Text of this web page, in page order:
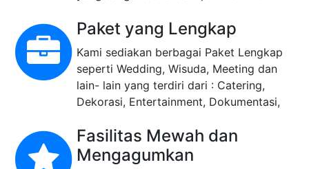
Akses sangat mudah dijangkau dari
berbagai wilayah seperti dari wilayah
Bekasi dan sekitarnya serta lokasinya
yang sangat dekat dari pintu exit tol
Cakung Barat, cakung Timur dan
Pulogebang
Paket yang Lengkap
Kami sediakan berbagai Paket Lengkap
seperti Wedding, Wisuda, Meeting dan
lain- lain yang terdiri dari : Catering,
Dekorasi, Entertainment, Dokumentasi,